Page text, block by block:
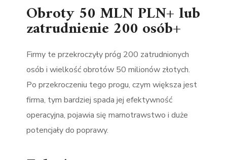
Obroty 50 MLN PLN+ lub
zatrudnienie 200 osób+
Firmy te przekroczyły próg 200 zatrudnionych
osób i wielkość obrotów 50 milionów złotych.
Po przekroczeniu tego progu, czym większa jest
firma, tym bardziej spada jej efektywność
operacyjna, pojawia się marnotrawstwo i duże
potencjały do poprawy.